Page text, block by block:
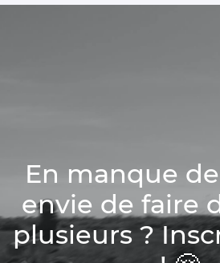
En manque
envie de faire
plusieurs ?